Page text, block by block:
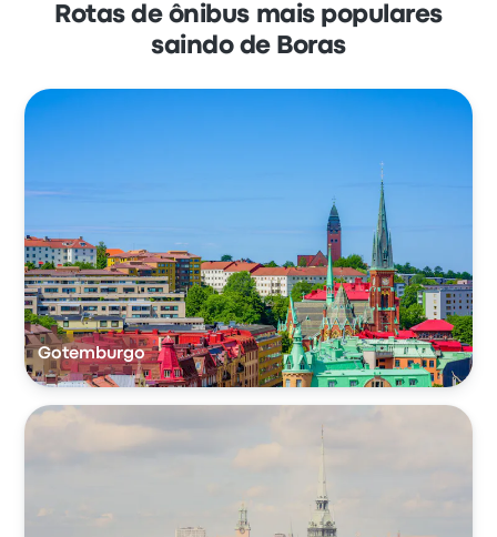
Rotas de ônibus mais populares
saindo de Boras
Gotemburgo